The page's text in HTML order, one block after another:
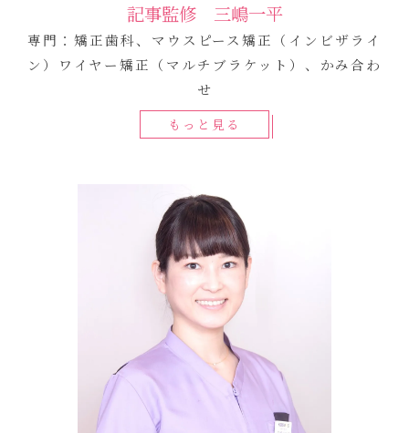
記事監修 三嶋一平
専門：矯正歯科、マウスピース矯正（インビザライ
ン）ワイヤー矯正（マルチブラケット）、かみ合わ
せ
もっと見る